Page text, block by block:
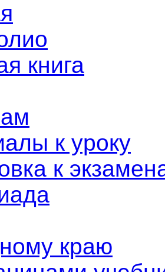
книга
к уроку
к
краю